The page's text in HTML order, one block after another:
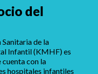
del
de la
Infantil (KMHF) es
con la
hospitales infantiles